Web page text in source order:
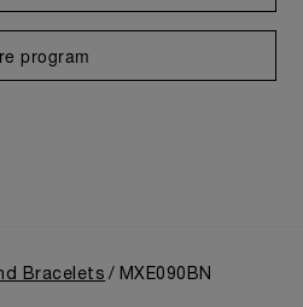
program
Bracelets MXE090BN